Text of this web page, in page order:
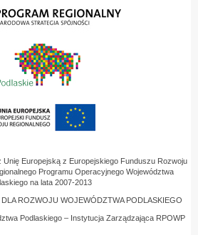
Unię Europejską z Europejskiego Funduszu Rozwoju
Programu Operacyjnego Województwa
na lata 2007-2013
ROZWOJU WOJEWÓDZTWA PODLASKIEGO
Podlaskiego – Instytucja Zarządzająca RPOWP